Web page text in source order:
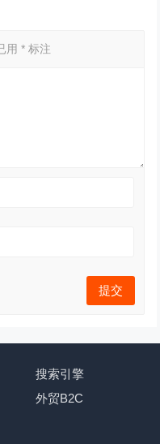
用* 标注
搜索引擎
外贸B2C